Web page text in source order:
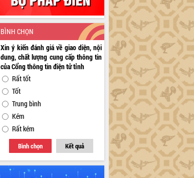
BÌNH CHỌN
Xin ý kiến đánh giá về giao diện, nội
dung, chất lượng cung cấp thông tin
của Cổng thông tin điện tử tỉnh
Rất tốt
Tốt
Trung bình
Kém
Rất kém
Bình chọn Kết quả